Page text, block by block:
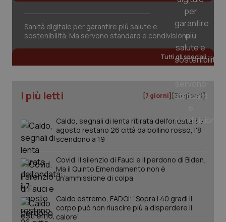
Sanità digitale per garantire più salute e
sostenibilità. Ma servono standard e condivisione
Tutti gli speciali
I più letti [7 giorni] [30 giorni]
Caldo, segnali di lenta ritirata dell'ondata: il 7
agosto restano 26 città da bollino rosso, l'8
scendono a 19
Covid. Il silenzio di Fauci e il perdono di Biden.
Ma il Quinto Emendamento non è
un’ammissione di colpa
Caldo estremo, FADOI: “Sopra i 40 gradi il
corpo può non riuscire più a disperdere il
calore”
PHPSESSID
PHP.net
www.quotidianosanita.it